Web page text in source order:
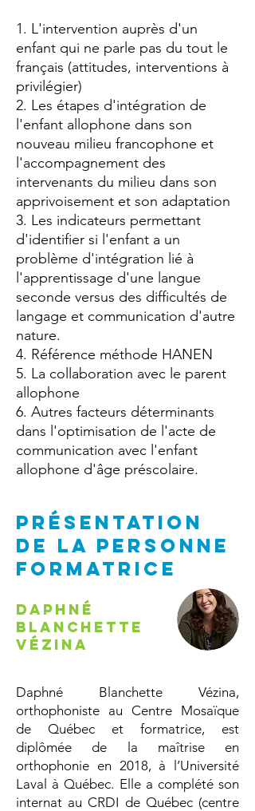
1. L'intervention auprès d'un
enfant qui ne parle pas du tout le
français (attitudes, interventions à
privilégier)
2. Les étapes d'intégration de
l'enfant allophone dans son
nouveau milieu francophone et
l'accompagnement des
intervenants du milieu dans son
apprivoisement et son adaptation
3. Les indicateurs permettant
d'identifier si l'enfant a un
problème d'intégration lié à
l'apprentissage d'une langue
seconde versus des difficultés de
langage et communication d'autre
nature.
4. Référence méthode HANEN
5. La collaboration avec le parent
allophone
6. Autres facteurs déterminants
dans l'optimisation de l'acte de
communication avec l'enfant
allophone d'âge préscolaire.
PRÉSENTATION
DE la personne
formatrice
Daphné
Blanchette
Vézina
Daphné Blanchette Vézina,
orthophoniste au Centre Mosaïque
de Québec et formatrice, est
diplômée de la maîtrise en
orthophonie en 2018, à l’Université
Laval à Québec. Elle a complété son
internat au CRDI de Québec (centre